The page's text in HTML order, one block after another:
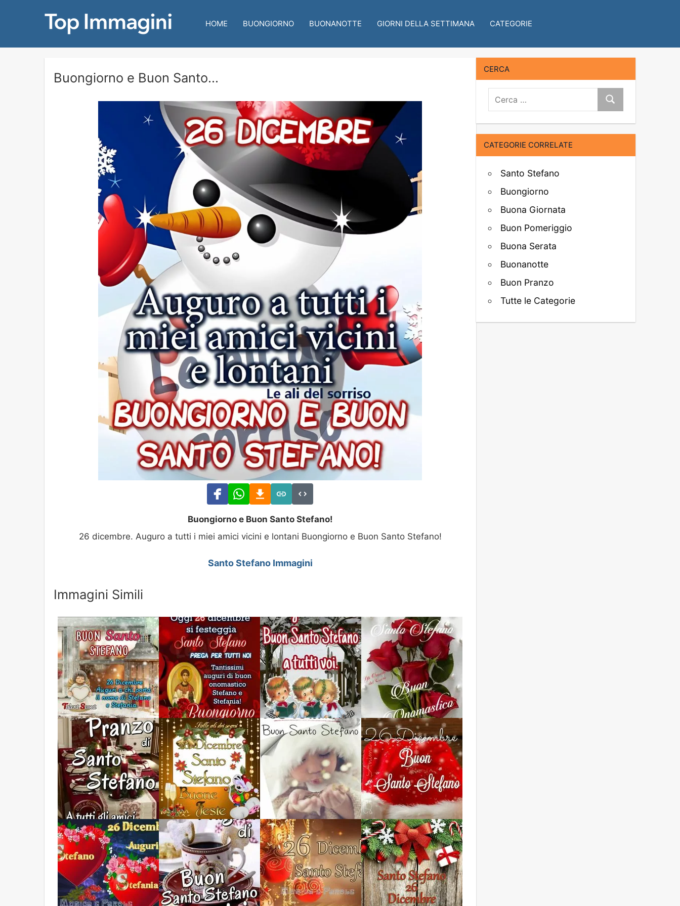
HOME BUONGIORNO BUONANOTTE GIORNI DELLA SETTIMANA CATEGORIE
Buongiorno e Buon Santo...
Buongiorno e Buon Santo Stefano!
26 dicembre. Auguro a tutti i miei amici vicini e lontani Buongiorno e Buon Santo Stefano!
Santo Stefano Immagini
Immagini Simili
CERCA
Cerca:
Cerca
CATEGORIE CORRELATE
Santo Stefano
Buongiorno
Buona Giornata
Buon Pomeriggio
Buona Serata
Buonanotte
Buon Pranzo
Tutte le Categorie